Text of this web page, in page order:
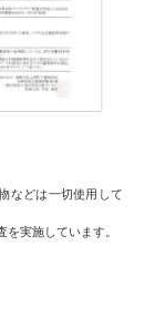
などは一切使用して
実施しています。